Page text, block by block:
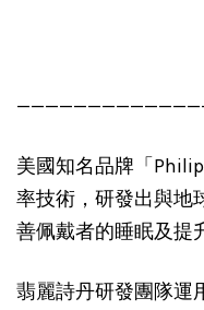
美國知名品牌「
率技術，研發出與地
善佩戴者的睡眠及提
翡麗詩丹研發團隊運